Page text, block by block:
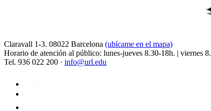
Claravall 1-3. 08022 Barcelona (ubícame en el mapa)
Horario de atención al público: lunes-jueves 8.30-18h. | viernes
Tel. 936 022 200 · info@url.edu